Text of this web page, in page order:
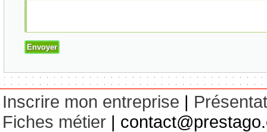
Inscrire mon entreprise |
Fiches métier |